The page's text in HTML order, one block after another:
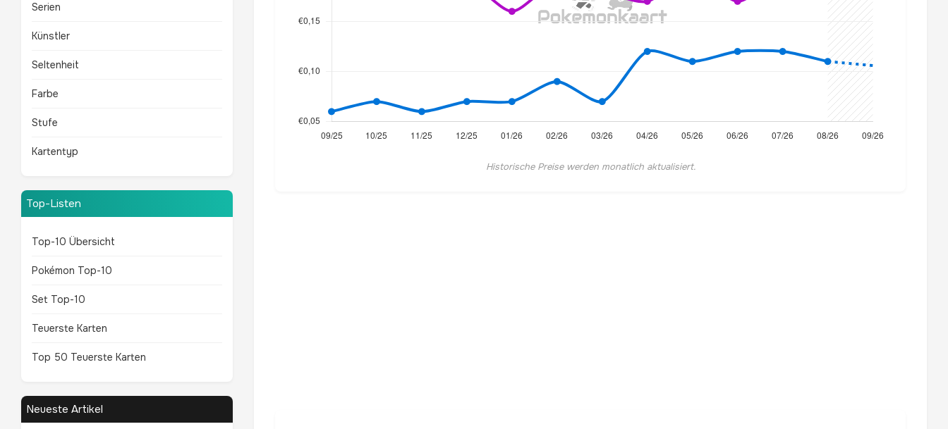
Serien
Künstler
Seltenheit
Farbe
Stufe
Kartentyp
Top-Listen
Top-10 Übersicht
Pokémon Top-10
Set Top-10
Teuerste Karten
Top 50 Teuerste Karten
Neueste Artikel
Historische Preise werden monatlich aktualisiert.